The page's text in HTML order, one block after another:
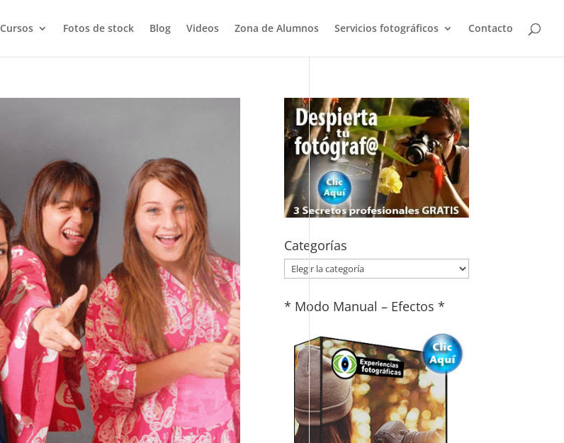
Cursos Fotos de stock Blog Videos Zona de Alumnos Servicios fotográficos Contacto
Categorías
Categorías
* Modo Manual – Efectos *